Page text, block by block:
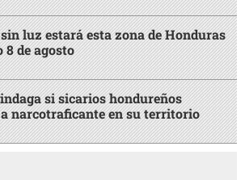
luz estará esta zona de Honduras
8 de agosto
si sicarios hondureños
narcotraficante en su territorio